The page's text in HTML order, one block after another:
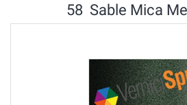
58 Sable Mica